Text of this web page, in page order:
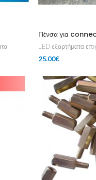
Πένσα για
LED εξαρτήματα
25.00€